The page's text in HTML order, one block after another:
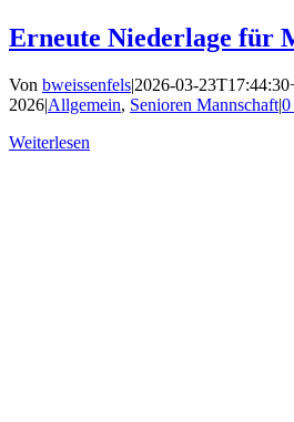
Erneute Niederlage für
Von bweissenfels|2026-03-
2026|Allgemein, Senioren Mannschaft|0
Weiterlesen